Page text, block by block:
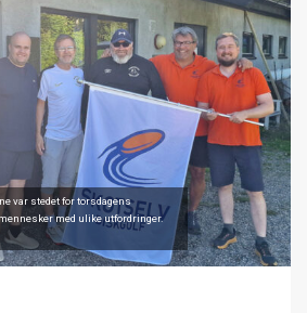
var stedet for torsdagens
med ulike utfordringer.